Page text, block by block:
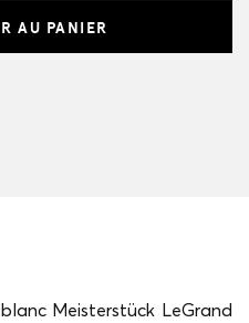
AU PANIER
Meisterstück LeGrand